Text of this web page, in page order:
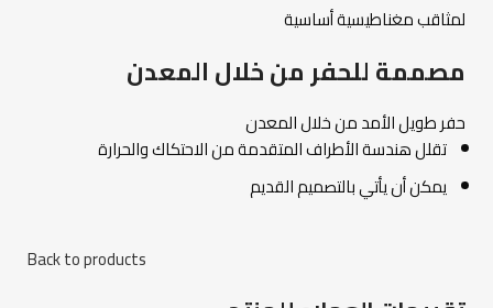
لمثاقب مغناطيسية أساسية
مصممة للحفر من خلال المعدن
حفر طويل الأمد من خلال المعدن
تقلل هندسة الأطراف المتقدمة من الاحتكاك والحرارة
يمكن أن يأتي بالتصميم القديم
Back to products